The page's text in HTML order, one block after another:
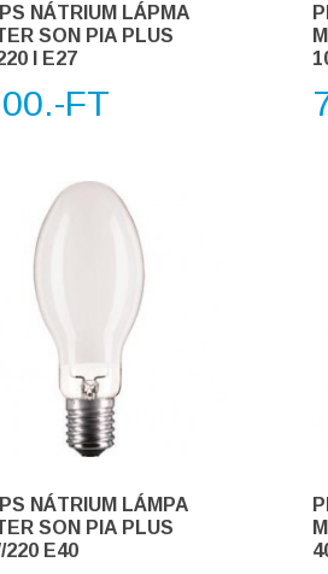
NÁTRIUM LÁPMA
SON PIA PLUS
I E27
FT
NÁTRIUM LÁMPA
SON PIA PLUS
220 E40